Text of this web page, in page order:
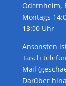
Odernheim,
Montags
13:00 Uhr
Ansonsten
Tasch
Mail
Darüber